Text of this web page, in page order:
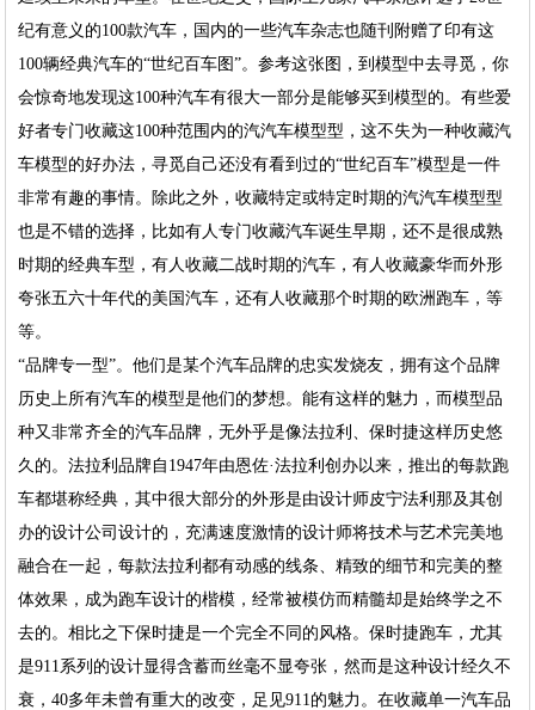
纪有意义的100款汽车，国内的一些汽车杂志也随刊附赠了印有这
100辆经典汽车的“世纪百车图”。参考这张图，到模型中去寻觅，你
会惊奇地发现这100种汽车有很大一部分是能够买到模型的。有些爱
好者专门收藏这100种范围内的汽汽车模型型，这不失为一种收藏汽
车模型的好办法，寻觅自己还没有看到过的“世纪百车”模型是一件
非常有趣的事情。除此之外，收藏特定或特定时期的汽汽车模型型
也是不错的选择，比如有人专门收藏汽车诞生早期，还不是很成熟
时期的经典车型，有人收藏二战时期的汽车，有人收藏豪华而外形
夸张五六十年代的美国汽车，还有人收藏那个时期的欧洲跑车，等
等。
“品牌专一型”。他们是某个汽车品牌的忠实发烧友，拥有这个品牌
历史上所有汽车的模型是他们的梦想。能有这样的魅力，而模型品
种又非常齐全的汽车品牌，无外乎是像法拉利、保时捷这样历史悠
久的。法拉利品牌自1947年由恩佐·法拉利创办以来，推出的每款跑
车都堪称经典，其中很大部分的外形是由设计师皮宁法利那及其创
办的设计公司设计的，充满速度激情的设计师将技术与艺术完美地
融合在一起，每款法拉利都有动感的线条、精致的细节和完美的整
体效果，成为跑车设计的楷模，经常被模仿而精髓却是始终学之不
去的。相比之下保时捷是一个完全不同的风格。保时捷跑车，尤其
是911系列的设计显得含蓄而丝毫不显夸张，然而是这种设计经久不
衰，40多年未曾有重大的改变，足见911的魅力。在收藏单一汽车品